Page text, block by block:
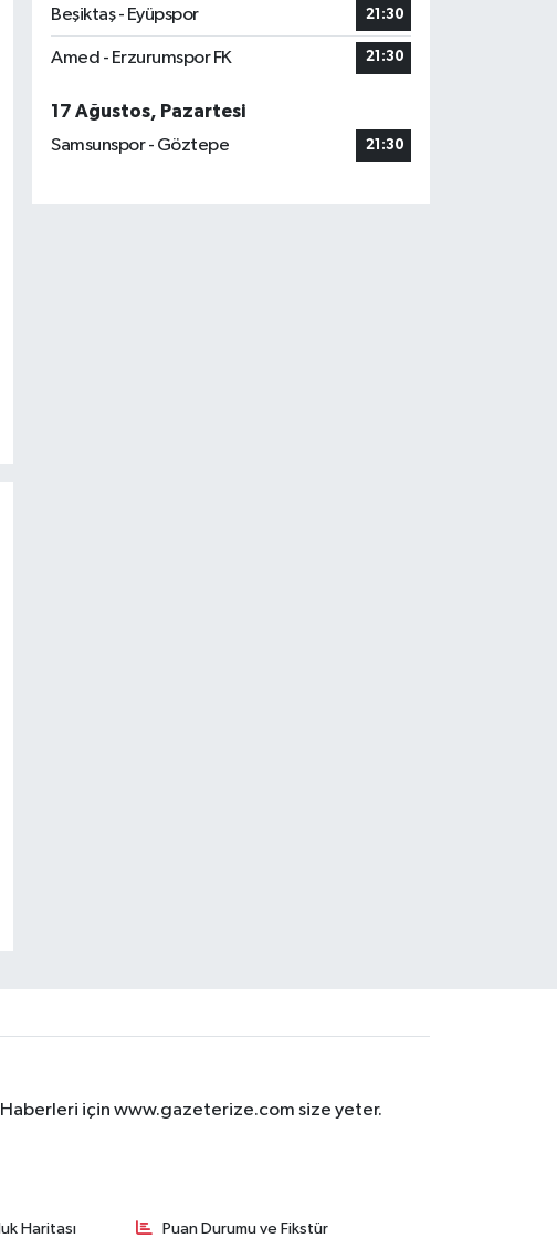
Beşiktaş - Eyüpspor 21:30
Amed - Erzurumspor FK 21:30
17 Ağustos, Pazartesi
Samsunspor - Göztepe
21:30
Haberleri için www.gazeterize.com size yeter.
Haritası Puan Durumu ve Fikstür